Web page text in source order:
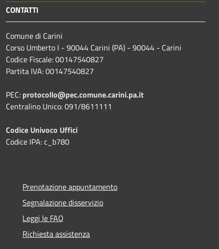
CONTATTI
Comune di Carini
Corso Umberto I - 90044 Carini (PA) - 90044 - Carini
Codice Fiscale: 00147540827
Partita IVA: 00147540827
PEC: protocollo@pec.comune.carini.pa.it
Centralino Unico: 091/8611111
Codice Univoco Uffici
Codice IPA: c_b780
Prenotazione appuntamento
Segnalazione disservizio
Leggi le FAQ
Richiesta assistenza